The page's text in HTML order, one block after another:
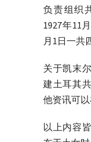
负责组织
1927年11
月1日一共
关于凯末
建土耳其
他资讯可
以上内容